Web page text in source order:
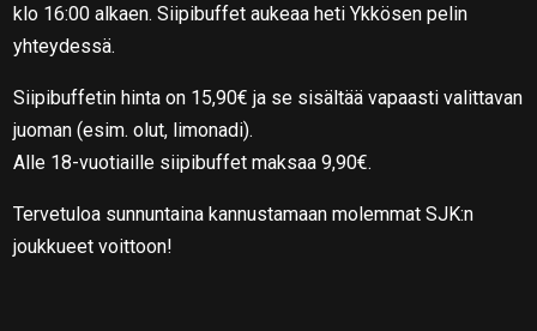
klo 16:00 alkaen. Siipibuffet aukeaa heti Ykkösen pelin
yhteydessä.
Siipibuffetin hinta on 15,90€ ja se sisältää vapaasti valittavan
juoman (esim. olut, limonadi).
Alle 18-vuotiaille siipibuffet maksaa 9,90€.
Tervetuloa sunnuntaina kannustamaan molemmat SJK:n
joukkueet voittoon!